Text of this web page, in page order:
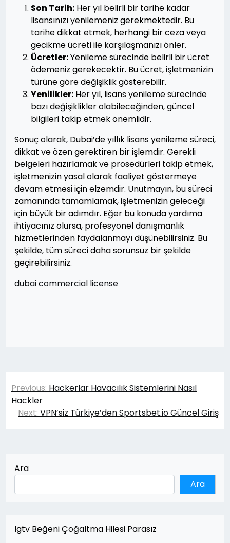
Son Tarih: Her yıl belirli bir tarihe kadar
lisansınızı yenilemeniz gerekmektedir. Bu
tarihe dikkat etmek, herhangi bir ceza veya
gecikme ücreti ile karşılaşmanızı önler.
Ücretler:Yenileme sürecinde belirli bir ücret
ödemeniz gerekecektir. Bu ücret, işletmenizin
türüne göre değişiklik gösterebilir.
Yenilikler: Her yıl, lisans yenileme sürecinde
bazı değişiklikler olabileceğinden, güncel
bilgileri takip etmek önemlidir.
Sonuç olarak, Dubai’de yıllık lisans yenileme süreci,
dikkat ve özen gerektiren bir işlemdir. Gerekli
belgeleri hazırlamak ve prosedürleri takip etmek,
işletmenizin yasal olarak faaliyet göstermeye
devam etmesi için elzemdir. Unutmayın, bu süreci
zamanında tamamlamak, işletmenizin geleceği
için büyük bir adımdır. Eğer bu konuda yardıma
ihtiyacınız olursa, profesyonel danışmanlık
hizmetlerinden faydalanmayı düşünebilirsiniz. Bu
şekilde, tüm süreci daha sorunsuz bir şekilde
geçirebilirsiniz.
dubai commercial license
Yazı
gezinmesi
Previous: Hackerlar Havacılık Sistemlerini Nasıl
Hackler
Next: VPN’siz Türkiye’den Sportsbet.io Güncel Giriş
Ara
Ara
Igtv Beğeni Çoğaltma Hilesi Parasız